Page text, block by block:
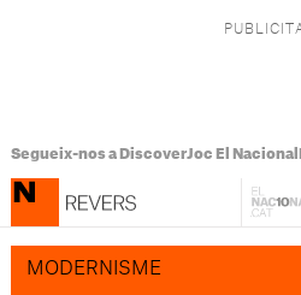
Segueix-nos a DiscoverJoc El Nacional
MODERNISME